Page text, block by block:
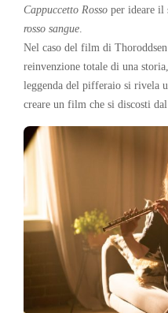
Cappuccetto Rosso per ideare il
rosso sangue
Nel caso del film di
reinvenzione totale di una
leggenda del pifferaio si rivela
creare un film che si discosti